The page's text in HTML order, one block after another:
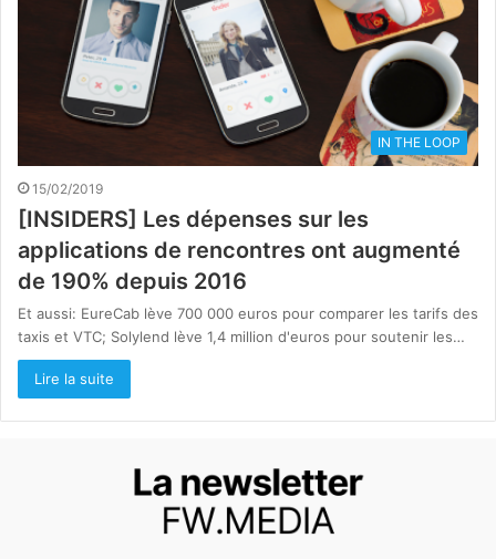
IN THE LOOP
15/02/2019
[INSIDERS] Les dépenses sur les
applications de rencontres ont augmenté
de 190% depuis 2016
Et aussi: EureCab lève 700 000 euros pour comparer les tarifs des
taxis et VTC; Solylend lève 1,4 million d'euros pour soutenir les…
Lire la suite